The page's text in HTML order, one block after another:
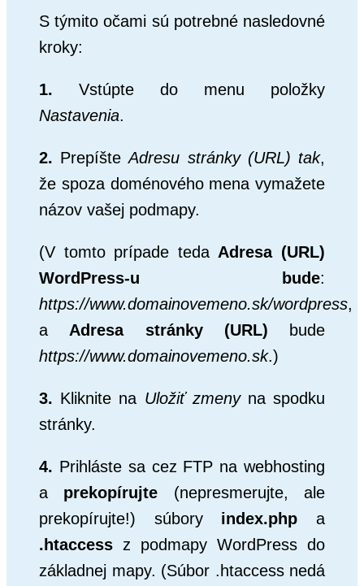
S týmito očami sú potrebné nasledovné
kroky:
1. Vstúpte do menu položky
Nastavenia.
2. PrepíšteAdresu stránky (URL) tak,
že spoza doménového mena vymažete
názov vašej podmapy.
(V tomto prípade teda Adresa (URL)
WordPress-u bude:
https://www.domainovemeno.sk/wordpress,
a Adresa stránky (URL) bude
https://www.domainovemeno.sk.)
3. Kliknite na Uložiť zmenyna spodku
stránky.
4. Prihláste sa cez FTP na webhosting
a prekopírujte (nepresmerujte, ale
prekopírujte!) súbory index.php a
.htaccess z podmapy WordPress do
základnej mapy. (Súbor .htaccess nedá